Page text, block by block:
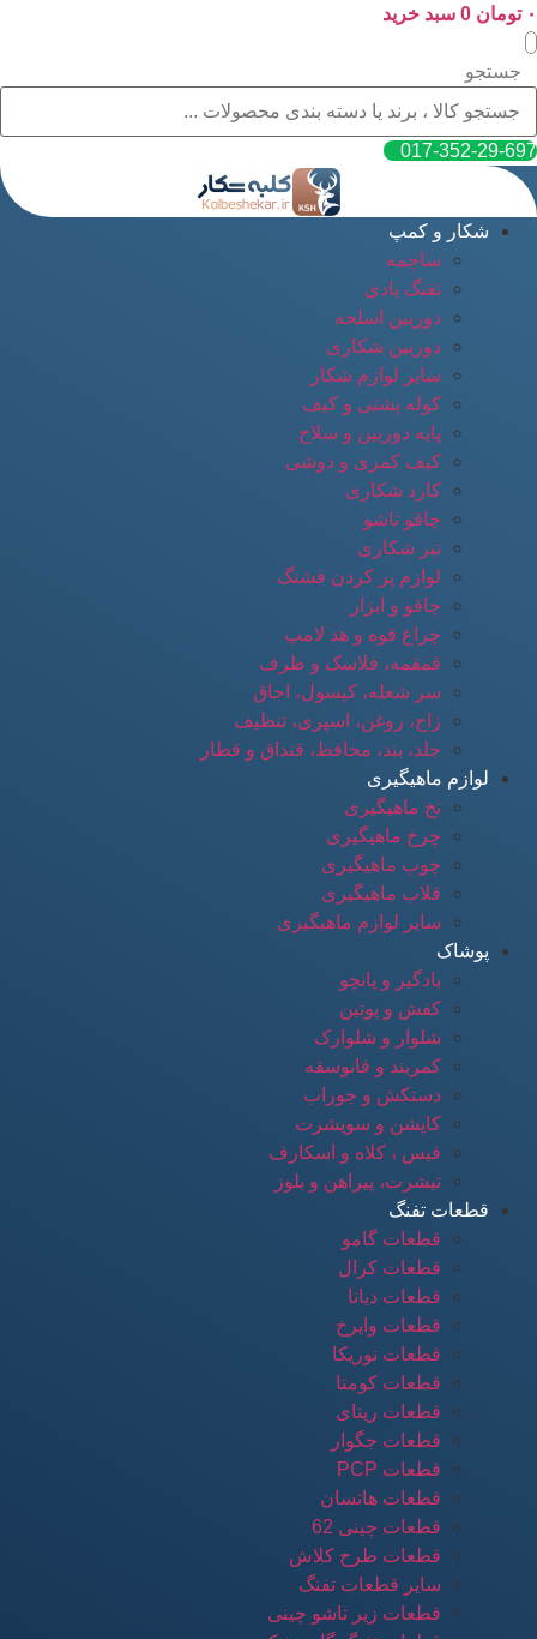
پرش
به
محتوا
۰ تومان 0 سبد خرید
جستجو
017-352-29-697
شکار و کمپ
ساچمه
تفنگ بادی
دوربین اسلحه
دوربین شکاری
سایر لوازم شکار
کوله پشتی و کیف
پایه دوربین و سلاح
کیف کمری و دوشی
کارد شکاری
چاقو تاشو
تبر شکاری
لوازم پر کردن فشنگ
چاقو و ابزار
چراغ قوه و هد لامپ
قمقمه، فلاسک و ظرف
سر شعله، کپسول، اجاق
زاج، روغن، اسپری، تنظیف
جلد، بند، محافظ، قنداق و قطار
لوازم ماهیگیری
نخ ماهیگیری
چرخ ماهیگیری
چوب ماهیگیری
قلاب ماهیگیری
سایر لوازم ماهیگیری
پوشاک
بادگیر و پانچو
کفش و پوتین
شلوار و شلوارک
کمربند و فانوسقه
دستکش و جوراب
کاپشن و سویشرت
فیس ، کلاه و اسکارف
تیشرت، پیراهن و بلوز
قطعات تفنگ
قطعات گامو
قطعات کرال
قطعات دیانا
قطعات وایرخ
قطعات نوریکا
قطعات کومتا
قطعات ریتای
قطعات جگوار
قطعات PCP
قطعات هاتسان
قطعات چینی 62
قطعات طرح کلاش
سایر قطعات تفنگ
قطعات زیر تاشو چینی